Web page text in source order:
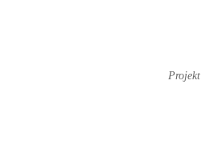
Projekt